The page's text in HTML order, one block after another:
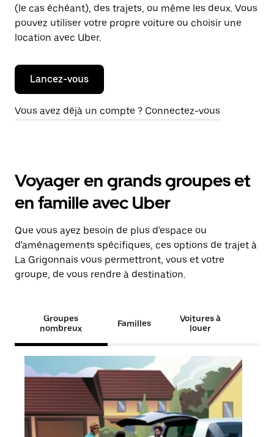
(le cas échéant), des trajets, ou même les deux. Vous
pouvez utiliser votre propre voiture ou choisir une
location avec Uber.
Lancez-vous
Vous avez déjà un compte ? Connectez-vous
Voyager en grands groupes et
en famille avec Uber
Que vous ayez besoin de plus d'espace ou
d'aménagements spécifiques, ces options de trajet à
La Grigonnais vous permettront, vous et votre
groupe, de vous rendre à destination.
Groupes
nombreux
Familles
Voitures à
louer